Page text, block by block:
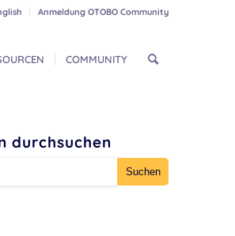
Anmeldung OTOBO Community
COMMUNITY
durchsuchen